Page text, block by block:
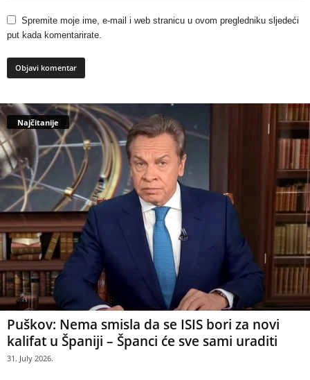
Spremite moje ime, e-mail i web stranicu u ovom pregledniku sljedeći
put kada komentarirate.
Najčitanije
Puškov: Nema smisla da se ISIS bori za novi
kalifat u Španiji – Španci će sve sami uraditi
31. July 2026.